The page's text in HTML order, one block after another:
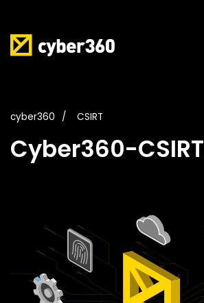
cyber360 CSIRT
Cyber360-CSIRT